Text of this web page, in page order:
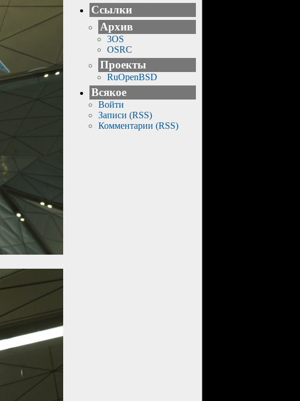
Ссылки
Архив
3OS
OSRC
Проекты
RuOpenBSD
Всякое
Войти
Записи (RSS)
Комментарии (RSS)